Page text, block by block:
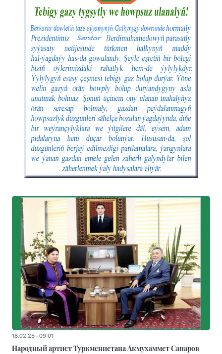
18.02.25 - 09:01
Народный артист Туркменистана Акмухаммет Сапаров